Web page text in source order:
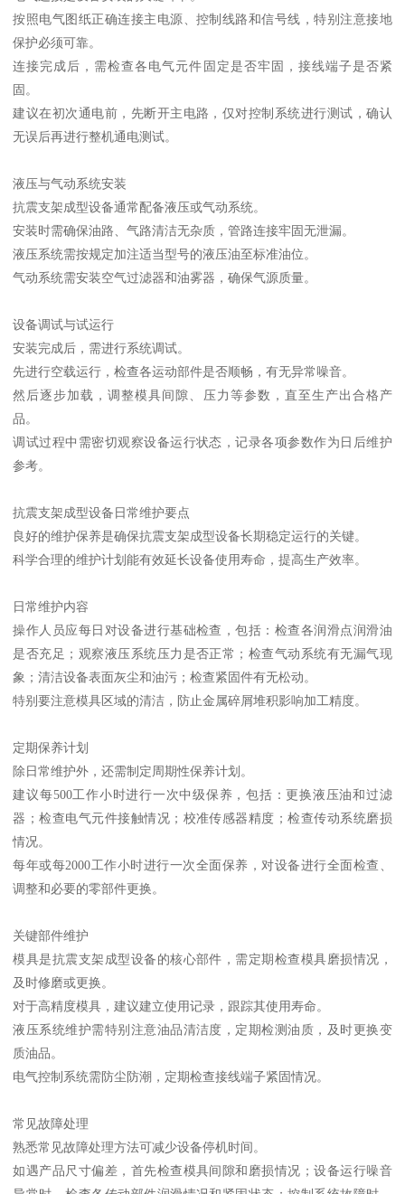
按照电气图纸正确连接主电源、控制线路和信号线，特别注意接地
保护必须可靠。
连接完成后，需检查各电气元件固定是否牢固，接线端子是否紧
固。
建议在初次通电前，先断开主电路，仅对控制系统进行测试，确认
无误后再进行整机通电测试。
液压与气动系统安装
抗震支架成型设备通常配备液压或气动系统。
安装时需确保油路、气路清洁无杂质，管路连接牢固无泄漏。
液压系统需按规定加注适当型号的液压油至标准油位。
气动系统需安装空气过滤器和油雾器，确保气源质量。
设备调试与试运行
安装完成后，需进行系统调试。
先进行空载运行，检查各运动部件是否顺畅，有无异常噪音。
然后逐步加载，调整模具间隙、压力等参数，直至生产出合格产
品。
调试过程中需密切观察设备运行状态，记录各项参数作为日后维护
参考。
抗震支架成型设备日常维护要点
良好的维护保养是确保抗震支架成型设备长期稳定运行的关键。
科学合理的维护计划能有效延长设备使用寿命，提高生产效率。
日常维护内容
操作人员应每日对设备进行基础检查，包括：检查各润滑点润滑油
是否充足；观察液压系统压力是否正常；检查气动系统有无漏气现
象；清洁设备表面灰尘和油污；检查紧固件有无松动。
特别要注意模具区域的清洁，防止金属碎屑堆积影响加工精度。
定期保养计划
除日常维护外，还需制定周期性保养计划。
建议每500工作小时进行一次中级保养，包括：更换液压油和过滤
器；检查电气元件接触情况；校准传感器精度；检查传动系统磨损
情况。
每年或每2000工作小时进行一次全面保养，对设备进行全面检查、
调整和必要的零部件更换。
关键部件维护
模具是抗震支架成型设备的核心部件，需定期检查模具磨损情况，
及时修磨或更换。
对于高精度模具，建议建立使用记录，跟踪其使用寿命。
液压系统维护需特别注意油品清洁度，定期检测油质，及时更换变
质油品。
电气控制系统需防尘防潮，定期检查接线端子紧固情况。
常见故障处理
熟悉常见故障处理方法可减少设备停机时间。
如遇产品尺寸偏差，首先检查模具间隙和磨损情况；设备运行噪音